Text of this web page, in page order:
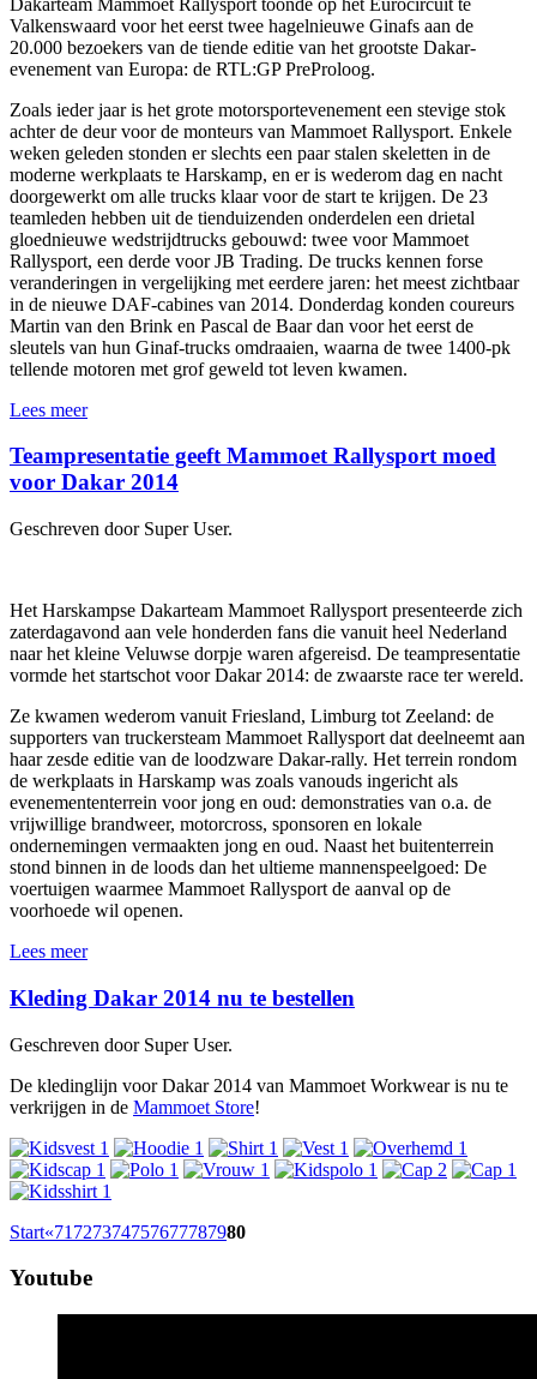
Valkenswaard voor het eerst twee hagelnieuwe Ginafs aan de
20.000 bezoekers van de tiende editie van het grootste Dakar-
evenement van Europa: de RTL:GP PreProloog.
Zoals ieder jaar is het grote motorsportevenement een stevige stok
achter de deur voor de monteurs van Mammoet Rallysport. Enkele
weken geleden stonden er slechts een paar stalen skeletten in de
moderne werkplaats te Harskamp, en er is wederom dag en nacht
doorgewerkt om alle trucks klaar voor de start te krijgen. De 23
teamleden hebben uit de tienduizenden onderdelen een drietal
gloednieuwe wedstrijdtrucks gebouwd: twee voor Mammoet
Rallysport, een derde voor JB Trading. De trucks kennen forse
veranderingen in vergelijking met eerdere jaren: het meest zichtbaar
in de nieuwe DAF-cabines van 2014. Donderdag konden coureurs
Martin van den Brink en Pascal de Baar dan voor het eerst de
sleutels van hun Ginaf-trucks omdraaien, waarna de twee 1400-pk
tellende motoren met grof geweld tot leven kwamen.
Lees meer
Teampresentatie geeft Mammoet Rallysport moed
voor Dakar 2014
Geschreven door Super User.
Het Harskampse Dakarteam Mammoet Rallysport presenteerde zich
zaterdagavond aan vele honderden fans die vanuit heel Nederland
naar het kleine Veluwse dorpje waren afgereisd. De teampresentatie
vormde het startschot voor Dakar 2014: de zwaarste race ter wereld.
Ze kwamen wederom vanuit Friesland, Limburg tot Zeeland: de
supporters van truckersteam Mammoet Rallysport dat deelneemt aan
haar zesde editie van de loodzware Dakar-rally. Het terrein rondom
de werkplaats in Harskamp was zoals vanouds ingericht als
evenemententerrein voor jong en oud: demonstraties van o.a. de
vrijwillige brandweer, motorcross, sponsoren en lokale
ondernemingen vermaakten jong en oud. Naast het buitenterrein
stond binnen in de loods dan het ultieme mannenspeelgoed: De
voertuigen waarmee Mammoet Rallysport de aanval op de
voorhoede wil openen.
Lees meer
Kleding Dakar 2014 nu te bestellen
Geschreven door Super User.
De kledinglijn voor Dakar 2014 van Mammoet Workwear is nu te
verkrijgen in de Mammoet Store!
Start«71 727374757677787980
Youtube